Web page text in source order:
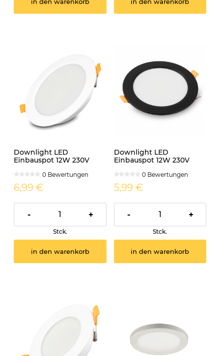
Downlight LED
Einbauspot 12W 230V
0 Bewertungen
6,99 €
- +
Stck.
in den warenkorb
Downlight LED
Einbauspot 12W 230V
0 Bewertungen
5,99 €
- +
Stck.
in den warenkorb